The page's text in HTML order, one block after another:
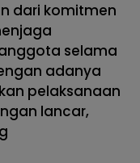
dari komitmen
selama
adanya
pelaksanaan
lancar,